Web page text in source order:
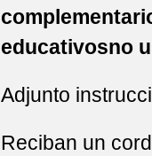
educativosno
Adjunto
Reciban un